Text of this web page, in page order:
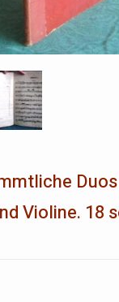
Violine. 18